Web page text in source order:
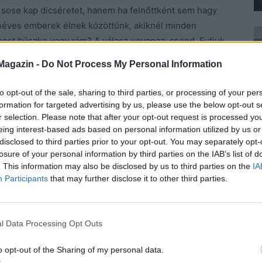
- Do Not Process My Personal Information
opt-out of the sale, sharing to third parties, or processing of your
for targeted advertising by us, please use the below opt-out
selection. Please note that after your opt-out request is processed
interest-based ads based on personal information utilized by us
to third parties prior to your opt-out. You may separately
of your personal information by third parties on the IAB’s list of
This information may also be disclosed by us to third parties on the
Participants that may further disclose it to other third parties.
Data Processing Opt Outs
opt-out of the Sharing of my personal data.
kap dicséretet, hanem ha felnőttként sem hagy
emberek élnek közöttünk, akiknél minden
büszke vagy rám? A válasz ugyanaz: csend. Futjuk
A legszomorúbb mindebben, hogy már nem az apa
akit nem szerettek vagy nem úgy szerettek,
vagy diplomával, az első könyvével, fizetésével
kimondja valaki, hogy jó, hogy értékes.
ezt kimondani. Azért, mert ők se kapták meg soha.
Nem mentegetni akarom apámat, de tudom,
után értettem meg, hogy a az irányítást ki kell
biztosan érzem, hogy nem azért vagyok, hogy
ideig nem tudtam felszabadulni, gyötörtem magam
megkaptam a várva várt szabadságot. Kimondani se
én. Én, aki már tud sírni, aki mer hibázni,